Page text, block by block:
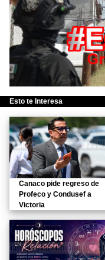
Esto te Interesa
Canaco pide regreso de
Profeco y Condusef a
Victoria